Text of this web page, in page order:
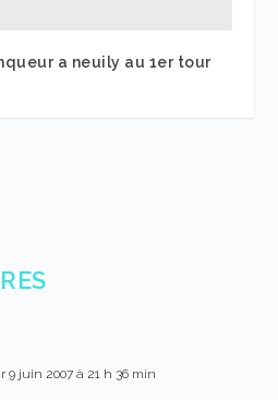
a neuily au 1er tour
9 juin 2007 à 21 h 36 min